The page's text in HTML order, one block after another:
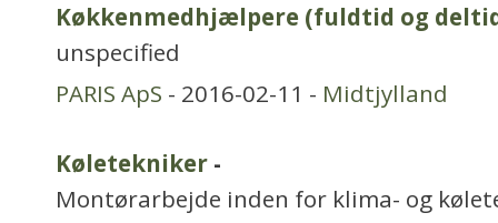
Køkkenmedhjælpere (fuldtid og
unspecified
PARIS ApS - 2016-02-11 - Midtjylland
Køletekniker -
Montørarbejde inden for klima- og